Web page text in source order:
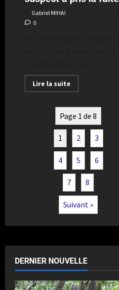
Gabriel MIHAI
0
Lire la suite
Page 1 de 8
1 2 3
4 5 6
7 8
Suivant »
DERNIER NOUVELLE